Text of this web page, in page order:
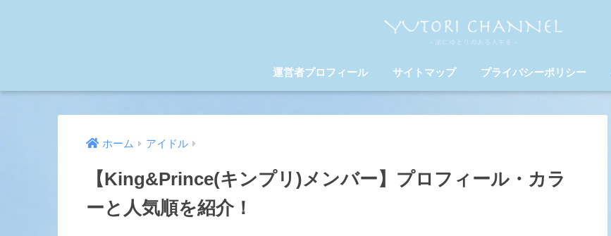
運営者プロフィール サイトマップ プライバシーポリシー
ホーム アイドル
【King&Prince(キンプリ)メンバー】プロフィール・カラ
ーと人気順を紹介！